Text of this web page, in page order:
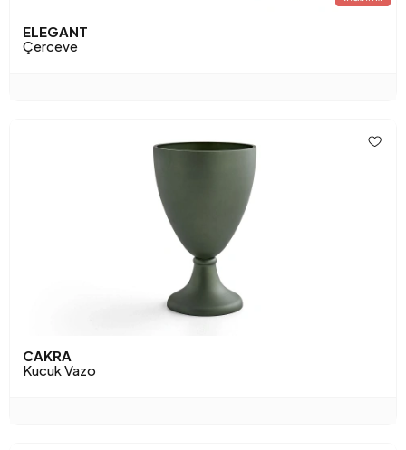
ELEGANT
Çerceve
CAKRA
Kucuk Vazo